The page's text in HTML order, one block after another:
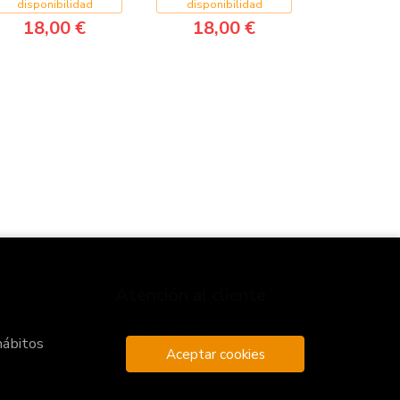
disponibilidad
18,00 €
disponibilidad
18,00 €
Pedidos especiales
Aceptar cookies